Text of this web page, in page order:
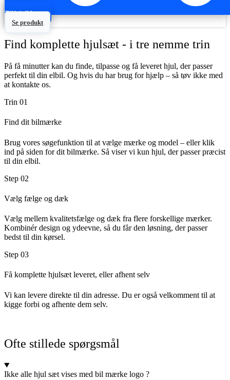
Tilføj til kurv
Se produkt
Find komplette hjulsæt - i tre nemme trin
På få minutter kan du finde, tilpasse og få leveret hjul, der passer
perfekt til din elbil. Og hvis du har brug for hjælp – så tøv ikke med
at kontakte os.
Trin 01
Find dit bilmærke
Brug vores søgefunktion til at vælge mærke og model – eller klik
ind på siden for dit bilmærke. Så viser vi kun hjul, der passer præcist
til din elbil.
Step 02
Vælg fælge og dæk
Vælg mellem kvalitetsfælge og dæk fra flere forskellige mærker.
Kombinér design og ydeevne, så du får den løsning, der passer
bedst til din kørsel.
Step 03
Få komplette hjulsæt leveret, eller afhent selv
Vi kan levere direkte til din adresse. Du er også velkomment til at
kigge forbi og afhente dem selv.
Ofte stillede spørgsmål
Ikke alle hjul sæt vises med bil mærke logo ?